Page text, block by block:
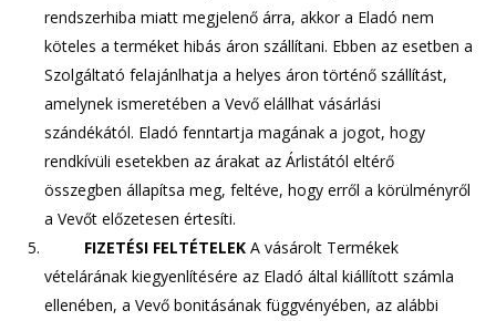
rendszerhiba miatt megjelenő árra, akkor a Eladó nem
köteles a terméket hibás áron szállítani. Ebben az esetben a
Szolgáltató felajánlhatja a helyes áron történő szállítást,
amelynek ismeretében a Vevő elállhat vásárlási
szándékától. Eladó fenntartja magának a jogot, hogy
rendkívüli esetekben az árakat az Árlistától eltérő
összegben állapítsa meg, feltéve, hogy erről a körülményről
a Vevőt előzetesen értesíti.
FIZETÉSI FELTÉTELEK A vásárolt Termékek
vételárának kiegyenlítésére az Eladó által kiállított számla
ellenében, a Vevő bonitásának függvényében, az alábbi